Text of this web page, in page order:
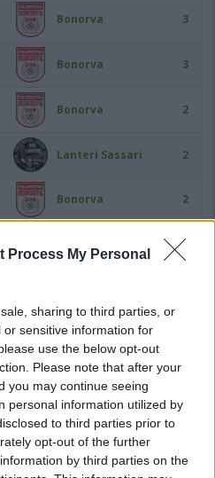
Process My Personal
sharing to third parties, or
sensitive information for
use the below opt-out
Please note that after your
you may continue seeing
personal information utilized by
to third parties prior to
opt-out of the further
by third parties on the
Bonorva 3
Bonorva 3
Bonorva 2
Lanteri Sassari 2
Bonorva 2
2
Usinese
Alghero Calcio
Alghero Calcio
Sennori 2